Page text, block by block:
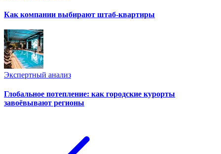
Как компании выбирают штаб-квартиры
Экспертный анализ
Глобальное потепление: как городские курорты
завоёвывают регионы